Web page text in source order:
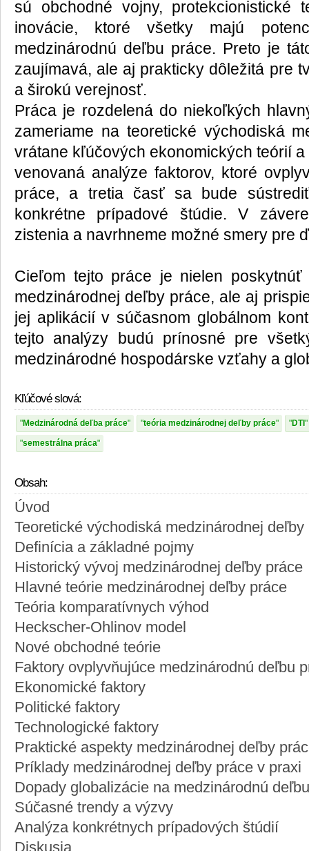
sú obchodné vojny, protekcionistické
inovácie, ktoré všetky majú
medzinárodnú deľbu práce. Preto je
zaujímavá, ale aj prakticky dôležitá pre
a širokú verejnosť.
Práca je rozdelená do niekoľkých
zameriame na teoretické východiská
vrátane kľúčových ekonomických teórií
venovaná analýze faktorov, ktoré
práce, a tretia časť sa bude
konkrétne prípadové štúdie. V
zistenia a navrhneme možné smery pre
Cieľom tejto práce je nielen
medzinárodnej deľby práce, ale aj
jej aplikácií v súčasnom globálnom
tejto analýzy budú prínosné pre
medzinárodné hospodárske vzťahy a
Kľúčové slová:
Medzinárodná deľba práce teória medzinárodnej deľby práce DTI
semestrálna práca
Obsah:
Úvod
Teoretické východiská medzinárodnej deľby
Definícia a základné pojmy
Historický vývoj medzinárodnej deľby práce
Hlavné teórie medzinárodnej deľby práce
Teória komparatívnych výhod
Heckscher-Ohlinov model
Nové obchodné teórie
Faktory ovplyvňujúce medzinárodnú deľbu
Ekonomické faktory
Politické faktory
Technologické faktory
Praktické aspekty medzinárodnej deľby
Príklady medzinárodnej deľby práce v praxi
Dopady globalizácie na medzinárodnú
Súčasné trendy a výzvy
Analýza konkrétnych prípadových štúdií
Diskusia